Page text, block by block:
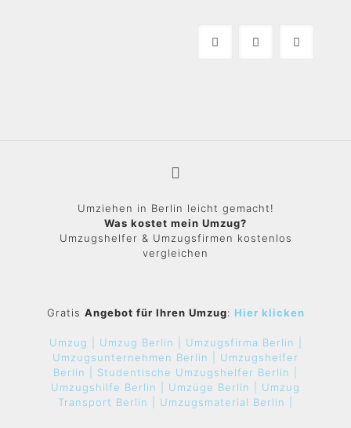
Umziehen in Berlin leicht gemacht!
Was kostet mein Umzug?
Umzugshelfer & Umzugsfirmen kostenlos
vergleichen
Gratis Angebot für Ihren Umzug: Hier klicken
Umzug | Umzug Berlin |
Umzugsfirma Berlin |
Umzugsunternehmen Berlin | Umzugshelfer
Berlin | Studentische Umzugshelfer Berlin |
Umzugshilfe Berlin | Umzüge Berlin | Umzug
Transport Berlin | Umzugsmaterial Berlin |